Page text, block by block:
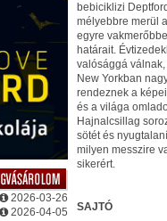
2026-03-26
2026-04-05
bebiciklizi
mélyebbre merül
egyre
határait.
valósággá
New Yorkban
rendeznek a
és a világa
Hajnalcsillag
sötét és
milyen messzire
sikerért.
SAJTÓ